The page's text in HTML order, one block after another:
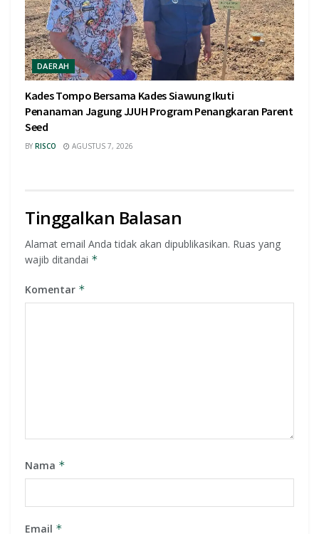
DAERAH
Kades Tompo Bersama Kades Siawung Ikuti
Penanaman Jagung JJUH Program Penangkaran Parent
Seed
BY RISCO AGUSTUS 7, 2026
Tinggalkan Balasan
Alamat email Anda tidak akan dipublikasikan. Ruas yang
wajib ditandai *
Komentar *
Nama *
Email *